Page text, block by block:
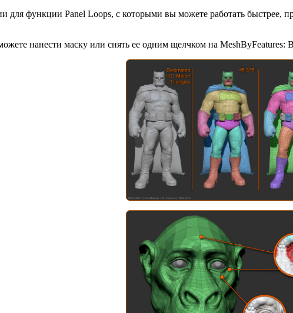
для функции Panel Loops, с которыми вы можете работать быстрее,
нанести маску или снять ее одним щелчком на MeshByFeatures: